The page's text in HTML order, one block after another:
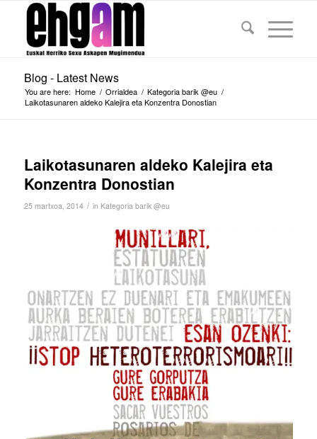
Blog - Latest News
You are here: Home / Orrialdea / Kategoria barik @eu /
Laikotasunaren aldeko Kalejira eta Konzentra Donostian
Laikotasunaren aldeko Kalejira eta
Konzentra Donostian
25 martxoa, 2014 / in Kategoria barik @eu